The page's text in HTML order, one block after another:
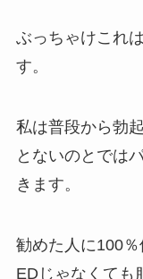
ぶっちゃけこれ
す。
私は普段から勃
とないのとでは
きます。
勧めた人に100
EDじゃなくても